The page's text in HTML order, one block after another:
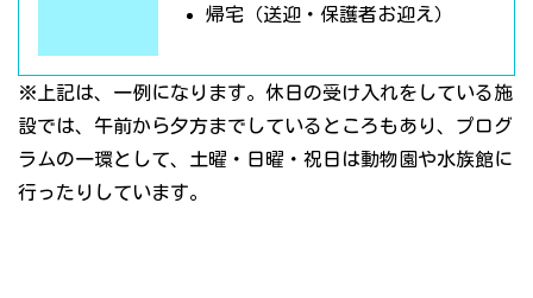
帰宅（送迎・保護者お迎え）
※上記は、一例になります。休日の受け入れをしている施
設では、午前から夕方までしているところもあり、プログ
ラムの一環として、土曜・日曜・祝日は動物園や水族館に
行ったりしています。